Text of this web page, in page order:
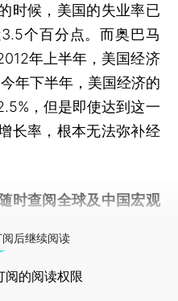
时候，美国的失业率已
个百分点。而奥巴马
年上半年，美国经济
年下半年，美国经济的
，但是即使达到这一
长率，根本无法弥补经
时查阅全球及中国宏观
后继续阅读
阅的阅读权限